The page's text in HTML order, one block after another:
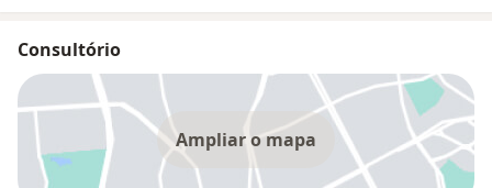
Consultório
Ampliar o mapa